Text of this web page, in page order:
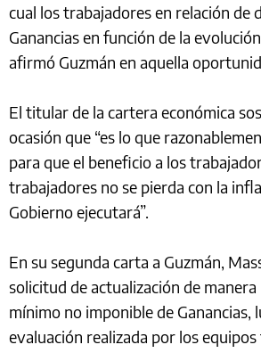
cual los trabajadores en relación de
Ganancias en función de la
afirmó Guzmán en aquella
El titular de la cartera económica
ocasión que “es lo que
para que el beneficio a los
trabajadores no se pierda con la
Gobierno ejecutará”.
En su segunda carta a Guzmán,
solicitud de actualización de
mínimo no imponible de Ganancias,
evaluación realizada por los equipos